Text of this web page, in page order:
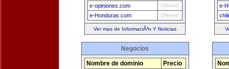
e-opiniones.com Ofertar!
e-Honduras.com Ofertar!
Ver mas de InformaciÃ³n Y Noticias
e-
Negocios
Nombre de dominio Precio